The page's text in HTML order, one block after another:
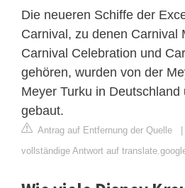
Die neueren Schiffe der
Carnival, zu denen Carnival
Carnival Celebration und
gehören, wurden von der
Meyer Turku in Deutschland
gebaut.
Antrag auf Entfernung der Quelle
vollständige Antwort auf